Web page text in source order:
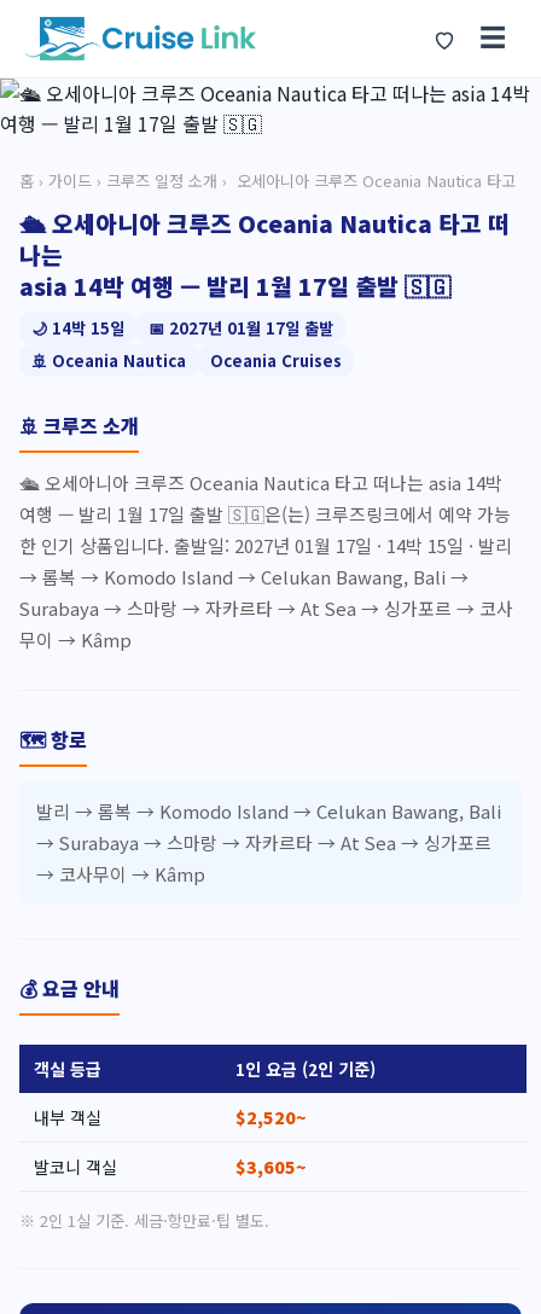
☰
홈 › 가이드 › 크루즈 일정 소개 › ️ 오세아니아 크루즈 Oceania Nautica 타고
🛳️ 오세아니아 크루즈 Oceania Nautica 타고 떠
나는
asia 14박 여행 — 발리 1월 17일 출발 🇸🇬
🌙 14박 15일
📅 2027년 01월 17일 출발
🚢 Oceania Nautica
Oceania Cruises
🚢 크루즈 소개
🛳️ 오세아니아 크루즈 Oceania Nautica 타고 떠나는 asia 14박
여행 — 발리 1월 17일 출발 🇸🇬은(는) 크루즈링크에서 예약 가능
한 인기 상품입니다. 출발일: 2027년 01월 17일 · 14박 15일 · 발리
→ 롬복 → Komodo Island → Celukan Bawang, Bali →
Surabaya → 스마랑 → 자카르타 → At Sea → 싱가포르 → 코사
무이 → Kâmp
🗺️ 항로
발리 → 롬복 → Komodo Island → Celukan Bawang, Bali
→ Surabaya → 스마랑 → 자카르타 → At Sea → 싱가포르
→ 코사무이 → Kâmp
💰 요금 안내
객실 등급
1인 요금 (2인 기준)
내부 객실
$2,520~
발코니 객실 $3,605~
※ 2인 1실 기준. 세금·항만료·팁 별도.